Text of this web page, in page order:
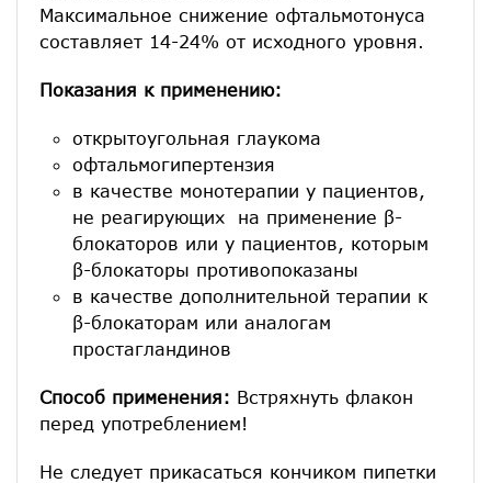
Максимальное снижение офтальмотонуса
составляет 14-24% от исходного уровня.
Показания к применению:
открытоугольная глаукома
офтальмогипертензия
в качестве монотерапии у пациентов,
не реагирующих на применение β-
блокаторов или у пациентов, которым
β-блокаторы противопоказаны
в качестве дополнительной терапии к
β-блокаторам или аналогам
простагландинов
Способ применения: Встряхнуть флакон
перед употреблением!
Не следует прикасаться кончиком пипетки